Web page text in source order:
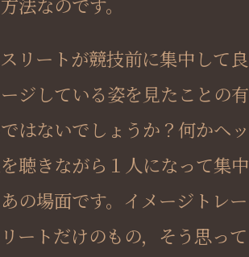
リートが競技前に集中して良
ジしている姿を見たことの有
はないでしょうか？何かヘッ
聴きながら１人になって集中
の場面です。イメージトレー
ートだけのもの，そう思って